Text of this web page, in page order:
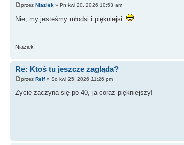
przez Niaziek » Pn kwi 20, 2026 10:53 am
Nie, my jesteśmy młodsi i piękniejsi.
Niaziek
Re: Ktoś tu jeszcze zagląda?
przez Reif» So kwi 25, 2026 11:26 pm
Życie zaczyna się po 40, ja coraz piękniejszy!